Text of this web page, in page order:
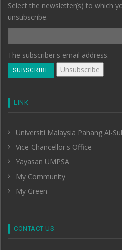
Select the newsletter(s) to which
unsubscribe.
The subscriber's email address.
LINK
Universiti Malaysia Pahang Al-
Vice-Chancellor's Office
Yayasan UMPSA
My Community
My Green
CONTACT US